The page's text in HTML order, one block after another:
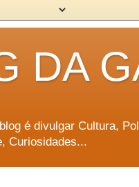
DA
é divulgar Cultura,
Curiosidades...